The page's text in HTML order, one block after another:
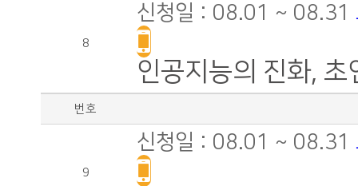
8
신청일 : 08.01 ~ 08.31
인공지능의 진화, 초
번호
9
신청일 : 08.01 ~ 08.31